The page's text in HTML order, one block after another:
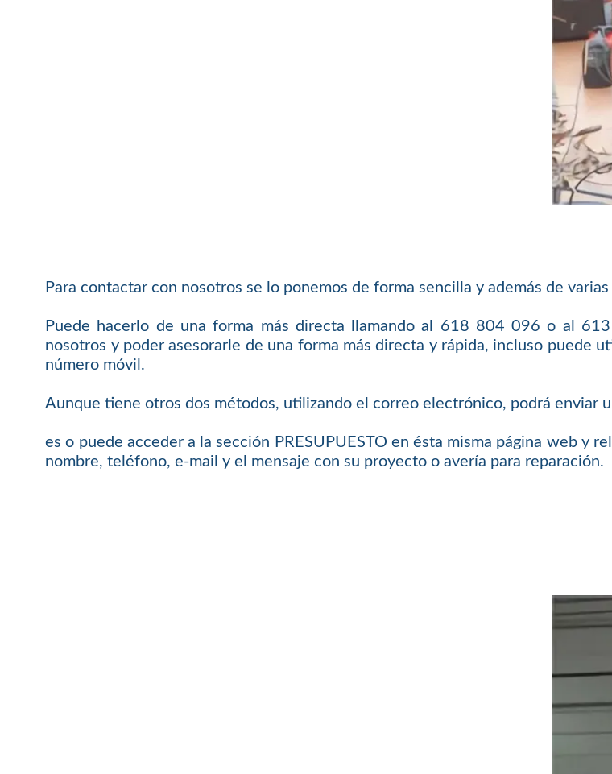
Para contactar con nosotros se lo ponemos de forma sencilla y además de varias
Puede hacerlo de una forma más directa llamando al 618 804 096 o al
nosotros y poder asesorarle de una forma más directa y rápida, incluso puede
número móvil.
Aunque tiene otros dos métodos, utilizando el correo electrónico, podrá enviar
es o puede acceder a la sección PRESUPUESTO en ésta misma página web y
nombre, teléfono, e-mail y el mensaje con su proyecto o avería para reparación.